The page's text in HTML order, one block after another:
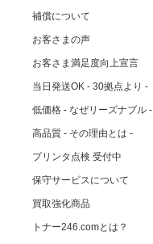
補償について
お客さまの声
お客さま満足度向上宣言
当日発送OK - 30拠点より -
低価格 - なぜリーズナブル -
高品質 - その理由とは -
プリンタ点検 受付中
保守サービスについて
買取強化商品
トナー246.comとは？